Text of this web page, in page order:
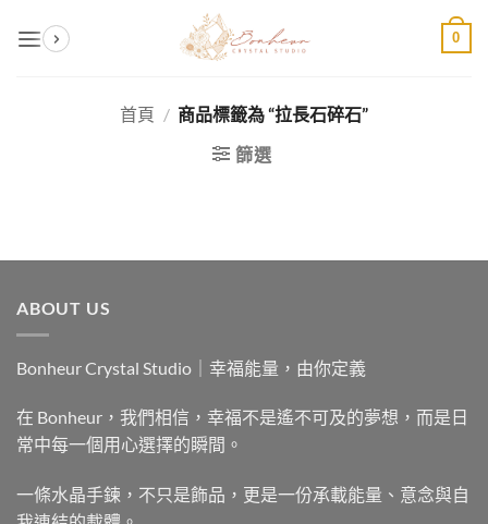
0
首頁 / 商品標籤為 “拉長石碎石”
篩選
ABOUT US
Bonheur Crystal Studio｜幸福能量，由你定義
在 Bonheur，我們相信，幸福不是遙不可及的夢想，而是日
常中每一個用心選擇的瞬間。
一條水晶手鍊，不只是飾品，更是一份承載能量、意念與自